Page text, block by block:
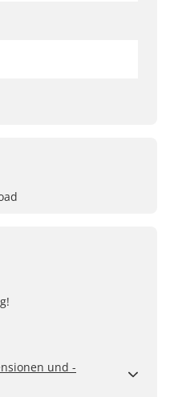
und -